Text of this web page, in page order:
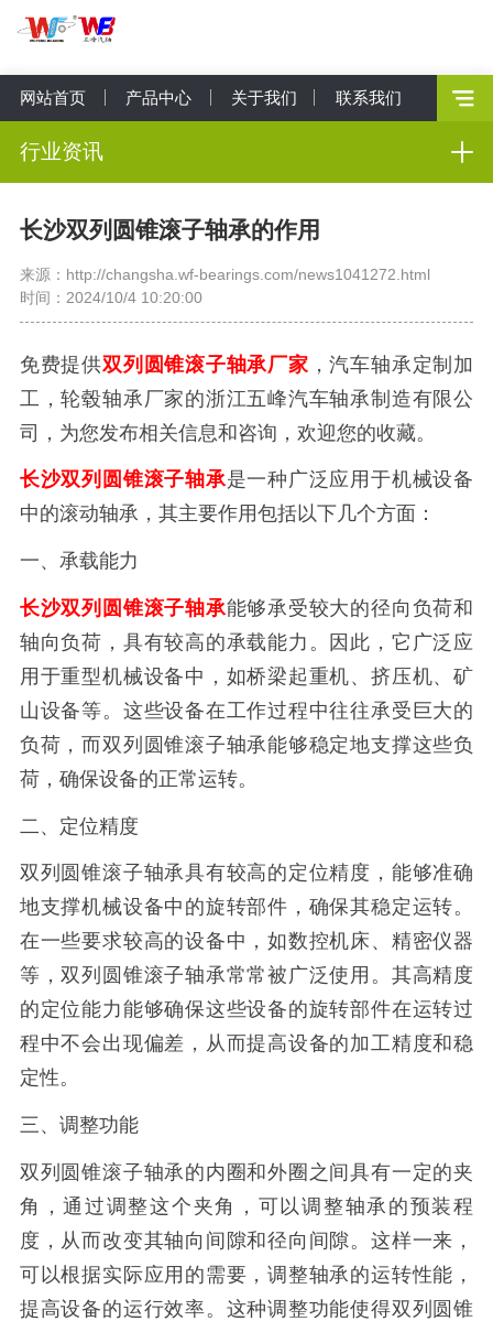
网站首页 产品中心 关于我们 联系我们
行业资讯
长沙双列圆锥滚子轴承的作用
来源：http://changsha.wf-bearings.com/news1041272.html
时间：2024/10/4 10:20:00
免费提供双列圆锥滚子轴承厂家 ，汽车轴承定制加
工，轮毂轴承厂家的浙江五峰汽车轴承制造有限公
司，为您发布相关信息和咨询，欢迎您的收藏。
长沙双列圆锥滚子轴承是一种广泛应用于机械设备
中的滚动轴承，其主要作用包括以下几个方面：
一、承载能力
长沙双列圆锥滚子轴承能够承受较大的径向负荷和
轴向负荷，具有较高的承载能力。因此，它广泛应
用于重型机械设备中，如桥梁起重机、挤压机、矿
山设备等。这些设备在工作过程中往往承受巨大的
负荷，而双列圆锥滚子轴承能够稳定地支撑这些负
荷，确保设备的正常运转。
二、定位精度
双列圆锥滚子轴承具有较高的定位精度，能够准确
地支撑机械设备中的旋转部件，确保其稳定运转。
在一些要求较高的设备中，如数控机床、精密仪器
等，双列圆锥滚子轴承常常被广泛使用。其高精度
的定位能力能够确保这些设备的旋转部件在运转过
程中不会出现偏差，从而提高设备的加工精度和稳
定性。
三、调整功能
双列圆锥滚子轴承的内圈和外圈之间具有一定的夹
角，通过调整这个夹角，可以调整轴承的预装程
度，从而改变其轴向间隙和径向间隙。这样一来，
可以根据实际应用的需要，调整轴承的运转性能，
提高设备的运行效率。这种调整功能使得双列圆锥